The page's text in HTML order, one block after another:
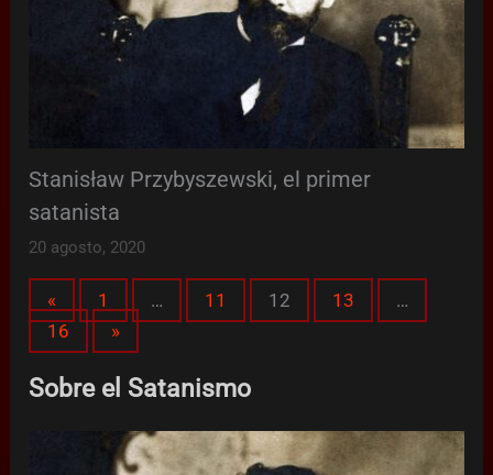
Stanisław Przybyszewski, el primer
satanista
20 agosto, 2020
Page:
Previous
« 1 … 11 12 13
…
16
Next
»
Sobre el Satanismo